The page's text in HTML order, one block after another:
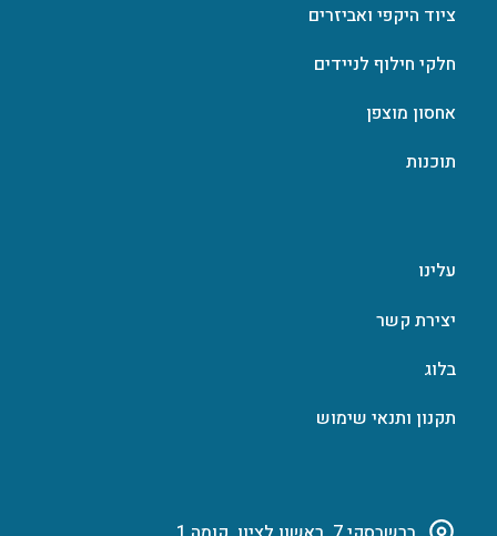
ציוד היקפי ואביזרים
חלקי חילוף לניידים
אחסון מוצפן
תוכנות
עלינו
יצירת קשר
בלוג
תקנון ותנאי שימוש